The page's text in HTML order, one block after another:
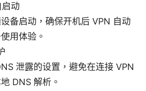
动
备启动，确保开机后 VPN 自动
用体验。
泄露的设置，避免在连接 VPN
DNS 解析。